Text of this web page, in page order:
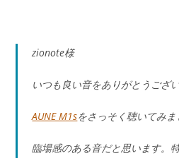
zionote様
いつも良い音をありがとうござい
AUNE M1sをさっそく聴いてみま
臨場感のある音だと思います。